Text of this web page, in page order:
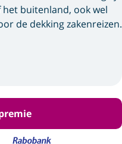
buitenland, ook wel
de dekking zakenreizen.